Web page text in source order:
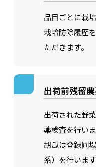
品目ごとに栽
栽培防除履歴
ただきます。
出荷前残留
出荷された野
薬検査を行いま
胡瓜は登録圃
系）を行います